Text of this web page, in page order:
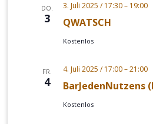
DO.
3 QWATSCH
3. Juli 2025 / 17:30– 19:00
Kostenlos
FR.
4 BarJedenNutzens
4. Juli 2025 / 17:00–21:00
Kostenlos